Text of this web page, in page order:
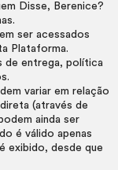
Disse, Berenice?
ser acessados
Plataforma.
de entrega, política
variar em relação
(através de
ainda ser
é válido apenas
exibido, desde que